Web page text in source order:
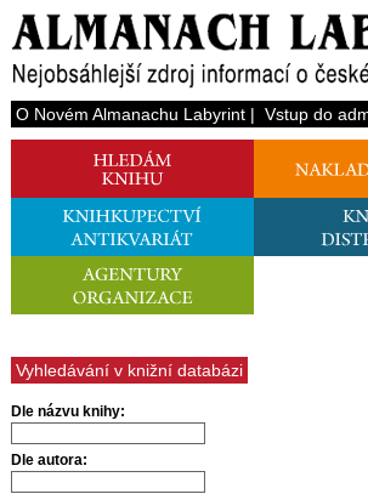
O Novém Almanachu Labyrint| Vstup do
Vyhledávání v knižní databázi
Dle názvu knihy:
Dle autora: